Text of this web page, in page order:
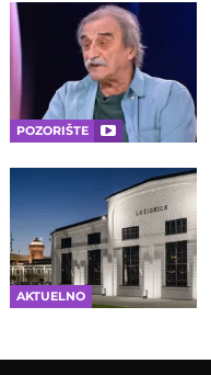
POZORIŠTE
AKTUELNO